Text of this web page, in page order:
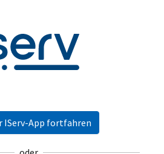
IServ-App fortfahren